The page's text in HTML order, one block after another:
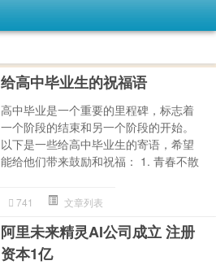
给高中毕业生的祝福语
高中毕业是一个重要的里程碑，标志着
一个阶段的结束和另一个阶段的开始。
以下是一些给高中毕业生的寄语，希望
能给他们带来鼓励和祝福： 1. 青春不散
741 文章列表
阿里未来精灵AI公司成立 注册
资本1亿